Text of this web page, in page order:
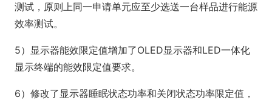
测试，原则上同一申请单元应至少选送一台样品进行能源
效率测试。
5）显示器能效限定值增加了OLED显示器和LED一体化
显示终端的能效限定值要求。
6）修改了显示器睡眠状态功率和关闭状态功率限定值，